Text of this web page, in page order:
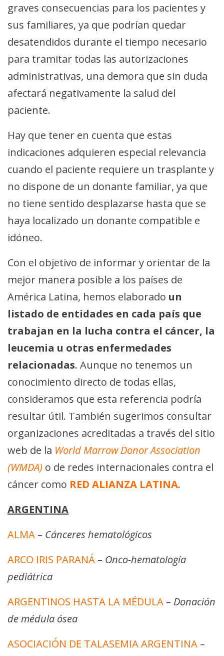
graves consecuencias para los pacientes y
sus familiares, ya que podrían quedar
desatendidos durante el tiempo necesario
para tramitar todas las autorizaciones
administrativas, una demora que sin duda
afectará negativamente la salud del
paciente.
Hay que tener en cuenta que estas
indicaciones adquieren especial relevancia
cuando el paciente requiere un trasplante y
no dispone de un donante familiar, ya que
no tiene sentido desplazarse hasta que se
haya localizado un donante compatible e
idóneo.
Con el objetivo de informar y orientar de la
mejor manera posible a los países de
América Latina, hemos elaborado un
listado de entidades en cada país que
trabajan en la lucha contra el cáncer, la
leucemia u otras enfermedades
relacionadas. Aunque no tenemos un
conocimiento directo de todas ellas,
consideramos que esta referencia podría
resultar útil. También sugerimos consultar
organizaciones acreditadas a través del sitio
web de la World Marrow Donor Association
(WMDA) o de redes internacionales contra el
cáncer como RED ALIANZA LATINA.
ARGENTINA
ALMA – Cánceres hematológicos
ARCO IRIS PARANÁ – Onco-hematología
pediátrica
ARGENTINOS HASTA LA MÉDULA – Donación
de médula ósea
ASOCIACIÓN DE TALASEMIA ARGENTINA –